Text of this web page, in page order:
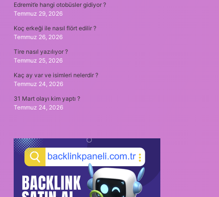
Edremit’e hangi otobüsler gidiyor ?
Temmuz 29, 2026
Koç erkeği ile nasıl flört edilir ?
Temmuz 26, 2026
Tire nasıl yazılıyor ?
Temmuz 25, 2026
Kaç ay var ve isimleri nelerdir ?
Temmuz 24, 2026
31 Mart olayı kim yaptı ?
Temmuz 24, 2026